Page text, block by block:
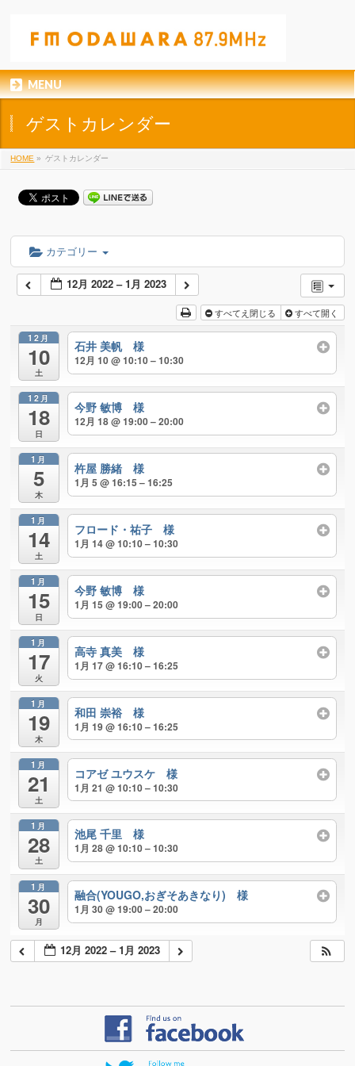
MENU
ゲストカレンダー
HOME » ゲストカレンダー
カテゴリー
12月 2022 – 1月 2023
すべてえ閉じる すべて開く
12月
10
土
石井 美帆 様
12月 10 @ 10:10 – 10:30
12月
18
日
今野 敏博 様
12月 18 @ 19:00 – 20:00
1月
5
木
杵屋 勝緒 様
1月 5 @ 16:15 – 16:25
1月
14
土
フロード・祐子 様
1月 14 @ 10:10 – 10:30
1月
15
日
今野 敏博 様
1月 15 @ 19:00 – 20:00
1月
17
火
高寺 真美 様
1月 17 @ 16:10 – 16:25
1月
19
木
和田 崇裕 様
1月 19 @ 16:10 – 16:25
1月
21
土
コアゼ ユウスケ 様
1月 21 @ 10:10 – 10:30
1月
28
土
池尾 千里 様
1月 28 @ 10:10 – 10:30
1月
30
月
融合(YOUGO,おぎそあきなり) 様
1月 30 @ 19:00 – 20:00
12月 2022 – 1月 2023